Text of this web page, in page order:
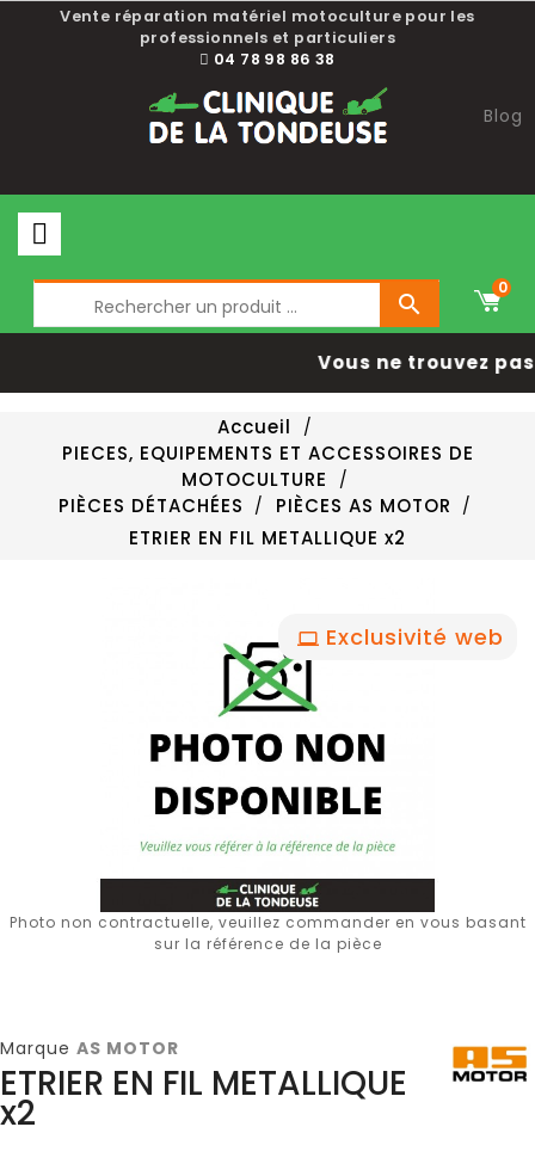
Vente réparation matériel motoculture pour les
professionnels et particuliers
04 78 98 86 38
Blog

0
Vous ne trouvez
Accueil
PIECES, EQUIPEMENTS ET ACCESSOIRES DE
MOTOCULTURE
PIÈCES DÉTACHÉES
PIÈCES AS MOTOR
ETRIER EN FIL METALLIQUE x2
Exclusivité web
Photo non contractuelle, veuillez commander en vous basant
sur la référence de la pièce
Marque AS MOTOR
ETRIER EN FIL METALLIQUE
x2